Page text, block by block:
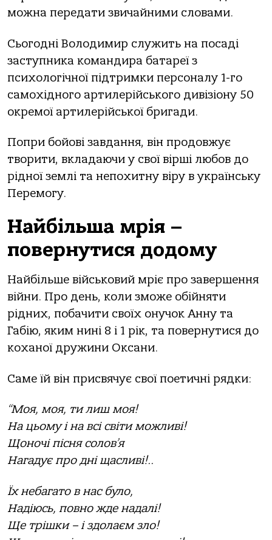
можна передати звичайними словами.
Сьогодні Володимир служить на посаді
заступника командира батареї з
психологічної підтримки персоналу 1-го
самохідного артилерійського дивізіону 50
окремої артилерійської бригади.
Попри бойові завдання, він продовжує
творити, вкладаючи у свої вірші любов до
рідної землі та непохитну віру в українську
Перемогу.
Найбільша мрія –
повернутися додому
Найбільше військовий мріє про завершення
війни. Про день, коли зможе обійняти
рідних, побачити своїх онучок Анну та
Габію, яким нині 8 і 1 рік, та повернутися до
коханої дружини Оксани.
Саме їй він присвячує свої поетичні рядки:
“Моя, моя, ти лиш моя!
На цьому і на всі світи можливі!
Щоночі пісня солов’я
Нагадує про дні щасливі!..
Їх небагато в нас було,
Надіюсь, повно жде надалі!
Ще трішки – і здолаєм зло!